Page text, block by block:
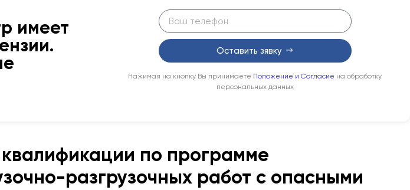
имеет
Оставить зявку
Нажимая на кнопку Вы принимаете Положение и Согласие на обработку
персональных данных
по программе
разгрузочных работ с опасными